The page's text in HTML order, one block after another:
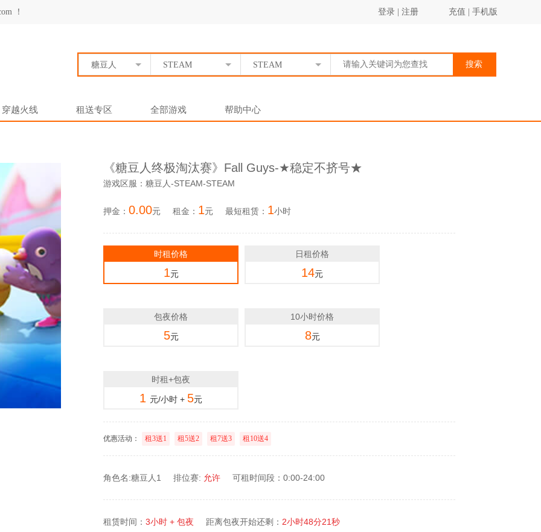
！ 登录 注册 充值 手机版
糖豆人 STEAM STEAM 搜索
穿越火线 租送专区 全部游戏 帮助中心
《糖豆人终极淘汰赛》Fall Guys-★稳定不挤号★
游戏区服：糖豆人-STEAM-STEAM
押金： 0.00元 租金： 1元 最短租赁： 1小时
时租价格
1元
日租价格
14元
包夜价格
5元
10小时价格
8元
时租+包夜
1 元/小时 + 5元
优惠活动： 租3送1 租5送2 租7送3 租10送4
角色名:糖豆人1 排位赛: 允许 可租时间段：0:00-24:00
租赁时间： 3小时 + 包夜 距离包夜开始还剩： 2小时48分21秒